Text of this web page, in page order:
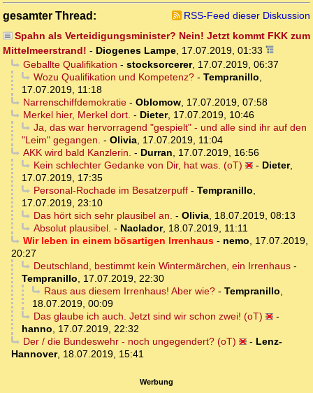
gesamter Thread:
RSS-Feed dieser Diskussion
Spahn als Verteidigungsminister? Nein! Jetzt kommt FKK zum
Mittelmeerstrand! - Diogenes Lampe, 17.07.2019, 01:33
Geballte Qualifikation - stocksorcerer, 17.07.2019, 06:37
Wozu Qualifikation und Kompetenz?- Tempranillo,
17.07.2019, 11:18
Narrenschiffdemokratie- Oblomow, 17.07.2019, 07:58
Merkel hier, Merkel dort. - Dieter, 17.07.2019, 10:46
Ja, das war hervorragend "gespielt" - und alle sind ihr auf den
"Leim" gegangen. - Olivia, 17.07.2019, 11:04
AKK wird bald Kanzlerin. - Durran, 17.07.2019, 16:56
Kein schlechter Gedanke von Dir, hat was. (oT)
- Dieter,
17.07.2019, 17:35
Personal-Rochade im Besatzerpuff- Tempranillo,
17.07.2019, 23:10
Das hört sich sehr plausibel an. - Olivia, 18.07.2019, 08:13
Absolut plausibel. - Naclador, 18.07.2019, 11:11
Wir leben in einem bösartigen Irrenhaus- nemo, 17.07.2019,
20:27
Deutschland, bestimmt kein Wintermärchen, ein Irrenhaus-
Tempranillo, 17.07.2019, 22:30
Raus aus diesem Irrenhaus! Aber wie?- Tempranillo,
18.07.2019, 00:09
Das glaube ich auch. Jetzt sind wir schon zwei! (oT)
-
hanno, 17.07.2019, 22:32
Der / die Bundeswehr - noch ungegendert? (oT)
- Lenz-
Hannover, 18.07.2019, 15:41
Werbung